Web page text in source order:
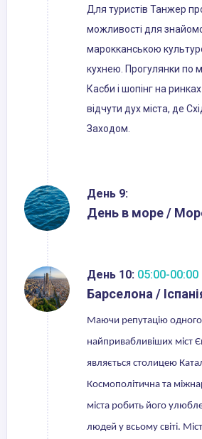
Для туристів Танжер
можливості для
марокканською
кухнею. Прогулянки по
Касби і шопінг на
відчути дух міста, де
Заходом.
День 9:
День в море /
День 10: 05:00-00:00
Барселона /
Маючи репутацію одного
найпривабливіших міст
являється столицею
Космополітична та
міста робить його
людей у всьому світі.